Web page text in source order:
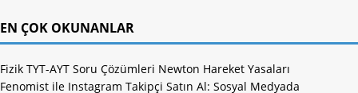
EN ÇOK OKUNANLAR
Fizik TYT-AYT Soru Çözümleri Newton Hareket Yasaları
Fenomist ile Instagram Takipçi Satın Al: Sosyal Medyada